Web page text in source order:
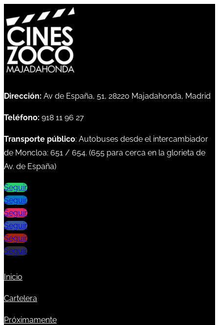
Dirección: Av de España, 51, 28220 Majadahonda, Madrid
Teléfono: 918 11 96 27
Transporte público: Autobuses desde el intercambiador
de Moncloa: 651 / 654. (655 para cerca en la glorieta de
Av. de España)
Seguir
Seguir
Seguir
Seguir
Seguir
Seguir
Inicio
Cartelera
Próximamente